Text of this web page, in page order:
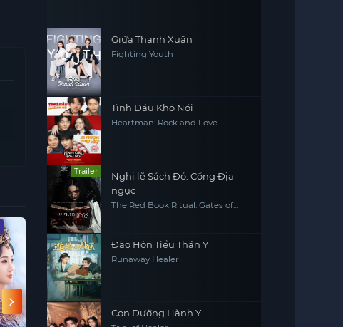
Hoàn Tất (6/6)
Giữa Thanh Xuân
Fighting Youth
Tình Đầu Khó Nói
Heartman: Rock and Love
Trailer
Nghi lễ Sách Đỏ: Cổng Địa
ngục
The Red Book Ritual: Gates of
Đào Hôn Tiểu Thần Y
Runaway Healer
Con Đường Hành Y